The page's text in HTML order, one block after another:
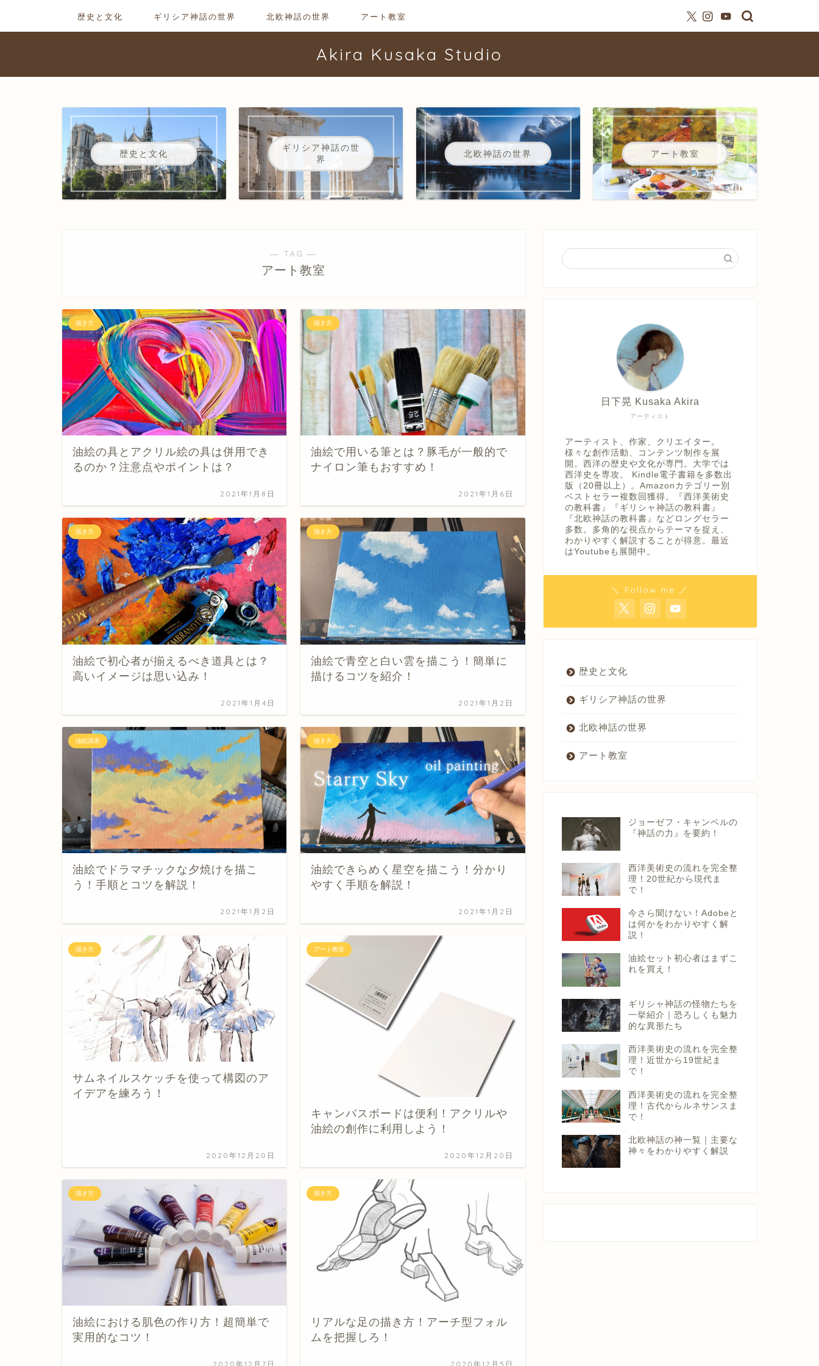
歴史と文化 ギリシア神話の世界 北欧神話の世界 アート教室
Akira Kusaka Studio
歴史と文化
ギリシア神話の世
界
北欧神話の世界 アート教室
― TAG ―
アート教室
描き方
油絵の具とアクリル絵の具は併用でき
るのか？注意点やポイントは？
2021年1月8日
描き方
油絵で用いる筆とは？豚毛が一般的で
ナイロン筆もおすすめ！
2021年1月6日
描き方
油絵で初心者が揃えるべき道具とは？
高いイメージは思い込み！
2021年1月4日
描き方
油絵で青空と白い雲を描こう！簡単に
描けるコツを紹介！
2021年1月2日
油絵講座
油絵でドラマチックな夕焼けを描こ
う！手順とコツを解説！
2021年1月2日
描き方
油絵できらめく星空を描こう！分かり
やすく手順を解説！
2021年1月2日
描き方
サムネイルスケッチを使って構図のア
イデアを練ろう！
2020年12月20日
アート教室
キャンバスボードは便利！アクリルや
油絵の創作に利用しよう！
2020年12月20日
描き方
油絵における肌色の作り方！超簡単で
実用的なコツ！
2020年12月7日
描き方
リアルな足の描き方！アーチ型フォル
ムを把握しろ！
2020年12月5日
アーティスト
日下晃 Kusaka Akira
アーティスト、作家、クリエイター。
様々な創作活動、コンテンツ制作を展
開。西洋の歴史や文化が専門。大学では
西洋史を専攻。 Kindle電子書籍を多数出
版（20冊以上）。Amazonカテゴリー別
ベストセラー複数回獲得。『西洋美術史
の教科書』『ギリシャ神話の教科書』
『北欧神話の教科書』などロングセラー
多数。多角的な視点からテーマを捉え、
わかりやすく解説することが得意。最近
はYoutubeも展開中。
＼ Follow me ／
歴史と文化
ギリシア神話の世界
北欧神話の世界
アート教室
ジョーゼフ・キャンベルの
『神話の力』を要約！
西洋美術史の流れを完全整
理！20世紀から現代ま
で！
今さら聞けない！Adobeと
は何かをわかりやすく解
説！
油絵セット初心者はまずこ
れを買え！
ギリシャ神話の怪物たちを
一挙紹介｜恐ろしくも魅力
的な異形たち
西洋美術史の流れを完全整
理！近世から19世紀ま
で！
西洋美術史の流れを完全整
理！古代からルネサンスま
で！
北欧神話の神一覧｜主要な
神々をわかりやすく解説